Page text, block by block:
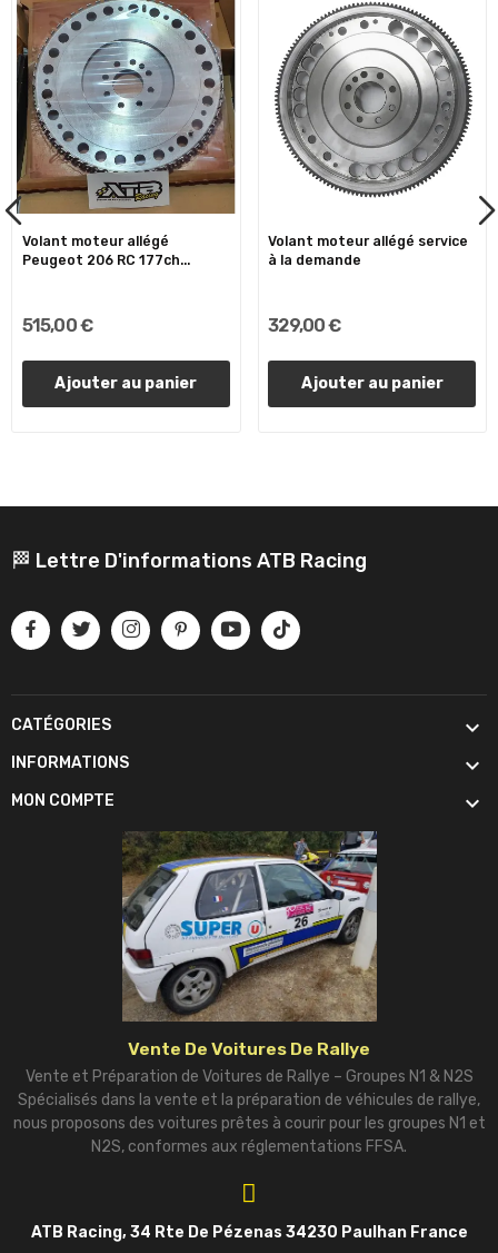
Volant moteur allégé
Peugeot 206 RC 177ch...
515,00 €
Ajouter au panier
Volant moteur allégé service
à la demande
329,00 €
Ajouter au panier
🏁 Lettre D'informations ATB Racing
CATÉGORIES 
INFORMATIONS 
MON COMPTE 
Vente De Voitures De Rallye
Vente et Préparation de Voitures de Rallye – Groupes N1 & N2S
Spécialisés dans la vente et la préparation de véhicules de rallye,
nous proposons des voitures prêtes à courir pour les groupes N1 et
N2S, conformes aux réglementations FFSA.
ATB Racing, 34 Rte De Pézenas 34230 Paulhan France